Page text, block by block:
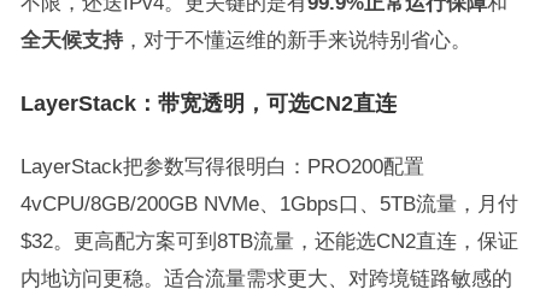
全天候支持，对于不懂运维的新手来说特别省心。
LayerStack：带宽透明，可选CN2直连
LayerStack把参数写得很明白：PRO200配置
4vCPU/8GB/200GB NVMe、1Gbps口、5TB流量，月付
$32。更高配方案可到8TB流量，还能选CN2直连，保证
内地访问更稳。适合流量需求更大、对跨境链路敏感的